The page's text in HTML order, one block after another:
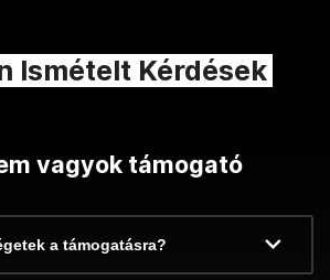
Ismételt Kérdések
vagyok támogató
a támogatásra?